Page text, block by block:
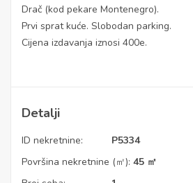
Drač (kod pekare Montenegro).
Prvi sprat kuće. Slobodan parking.
Cijena izdavanja iznosi 400e.
Detalji
ID nekretnine:
P5334
Površina nekretnine (㎡): 45 ㎡